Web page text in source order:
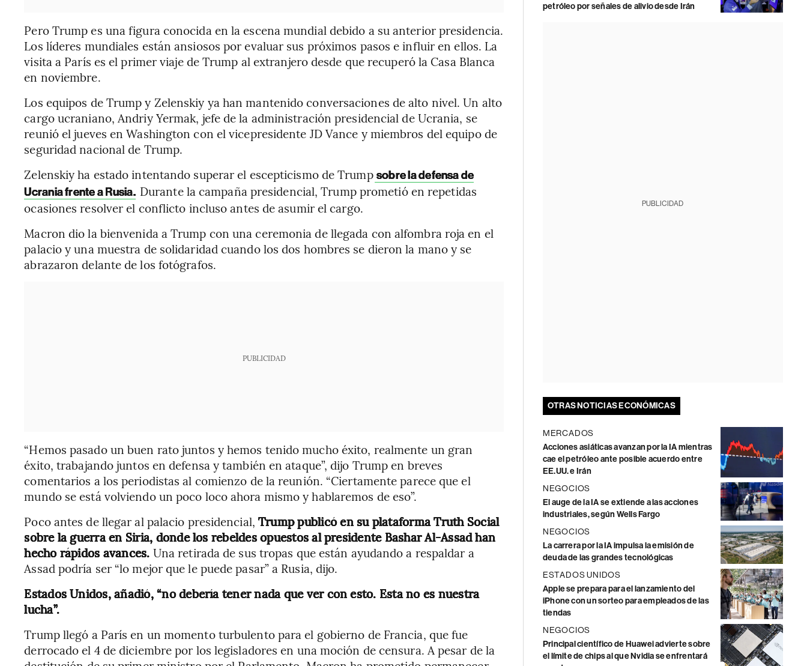
Pero Trump es una figura conocida en la escena mundial debido a su anterior presidencia.
Los líderes mundiales están ansiosos por evaluar sus próximos pasos e influir en ellos. La
visita a París es el primer viaje de Trump al extranjero desde que recuperó la Casa Blanca
en noviembre.
Los equipos de Trump y Zelenskiy ya han mantenido conversaciones de alto nivel. Un alto
cargo ucraniano, Andriy Yermak, jefe de la administración presidencial de Ucrania, se
reunió el jueves en Washington con el vicepresidente JD Vance y miembros del equipo de
seguridad nacional de Trump.
Zelenskiy ha estado intentando superar el escepticismo de Trump sobre la defensa de
Ucrania frente a Rusia. Durante la campaña presidencial, Trump prometió en repetidas
ocasiones resolver el conflicto incluso antes de asumir el cargo.
Macron dio la bienvenida a Trump con una ceremonia de llegada con alfombra roja en el
palacio y una muestra de solidaridad cuando los dos hombres se dieron la mano y se
abrazaron delante de los fotógrafos.
PUBLICIDAD
“Hemos pasado un buen rato juntos y hemos tenido mucho éxito, realmente un gran
éxito, trabajando juntos en defensa y también en ataque”, dijo Trump en breves
comentarios a los periodistas al comienzo de la reunión. “Ciertamente parece que el
mundo se está volviendo un poco loco ahora mismo y hablaremos de eso”.
Poco antes de llegar al palacio presidencial, Trump publicó en su plataforma Truth Social
sobre la guerra en Siria, donde los rebeldes opuestos al presidente Bashar Al-Assad han
hecho rápidos avances. Una retirada de sus tropas que están ayudando a respaldar a
Assad podría ser “lo mejor que le puede pasar” a Rusia, dijo.
Estados Unidos, añadió, “no debería tener nada que ver con esto. Esta no es nuestra
lucha”.
Trump llegó a París en un momento turbulento para el gobierno de Francia, que fue
derrocado el 4 de diciembre por los legisladores en una moción de censura. A pesar de la
petróleo por señales de alivio desde Irán
PUBLICIDAD
OTRAS NOTICIAS ECONÓMICAS
MERCADOS
Acciones asiáticas avanzan por la IA mientras
cae el petróleo ante posible acuerdo entre
EE.UU. e Irán
NEGOCIOS
El auge de la IA se extiende a las acciones
industriales, según Wells Fargo
NEGOCIOS
La carrera por la IA impulsa la emisión de
deuda de las grandes tecnológicas
ESTADOS UNIDOS
Apple se prepara para el lanzamiento del
iPhone con un sorteo para empleados de las
tiendas
NEGOCIOS
Principal científico de Huawei advierte sobre
el límite de chips al que Nvidia se enfrentará